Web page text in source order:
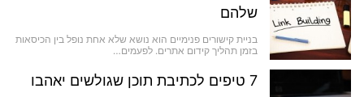
שלהם
בניית קישורים פנימיים הוא נושא שלא אחת נופל בין הכיסאות
בזמן תהליך קידום אתרים. לפעמים…
7 טיפים לכתיבת תוכן שגולשים יאהבו